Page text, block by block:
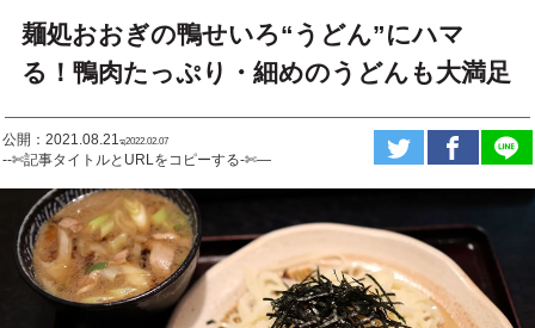
麺処おおぎの鴨せいろ“うどん”にハマ
る！鴨肉たっぷり・細めのうどんも大満足
公開：2021.08.21ಇ2022.02.07
--✄記事タイトルとURLをコピーする-✄—